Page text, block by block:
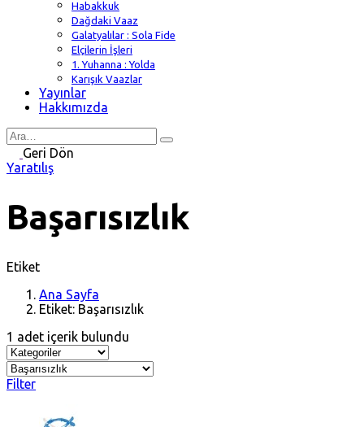
Habakkuk
Dağdaki Vaaz
Galatyalılar : Sola Fide
Elçilerin İşleri
1. Yuhanna : Yolda
Karışık Vaazlar
Yayınlar
Hakkımızda
Search
forGeri Dön
Yaratılış
Başarısızlık
Etiket
Ana Sayfa
Etiket: Başarısızlık
1 adet içerik bulundu
Filter